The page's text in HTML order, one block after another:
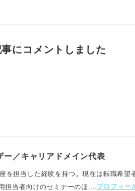
対応力が求められる。
コミュニケーション能力が必須。
特徴
とに喜びを感じる人。
位をつけて対応できる人。
円滑に意思疎通が図れる人。
経験などは強みとしてアピール可
にコメントしました
ー／キャリアドメイン代表
を担当した経験を持つ。現在は転職希望
担当者向けのセミナーのほか、書籍の執
プロフィー